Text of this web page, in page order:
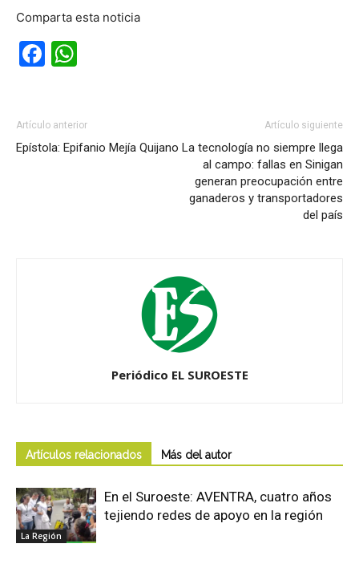
Comparta esta noticia
Facebook
Artículo anterior
Epístola: Epifanio Mejía Quijano
Artículo siguiente
La tecnología no siempre llega
al campo: fallas en Sinigan
generan preocupación entre
ganaderos y transportadores
del país
Periódico EL SUROESTE
Artículos relacionados Más del autor
La Región
En el Suroeste: AVENTRA, cuatro años
tejiendo redes de apoyo en la región